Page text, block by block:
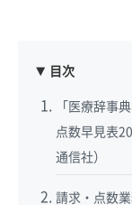
目次
「医療辞事
点数早見表
通信社）
請求・点数